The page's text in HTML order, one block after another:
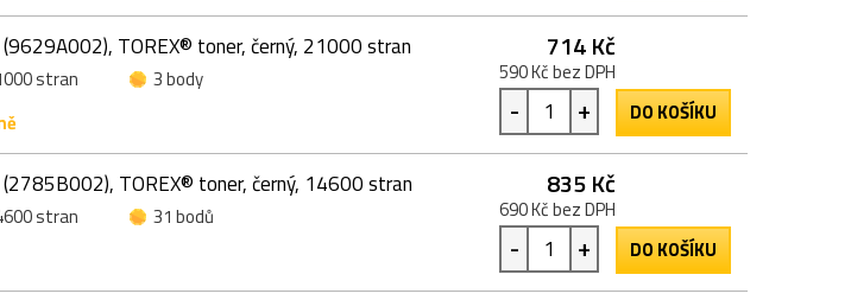
(9629A002), TOREX® toner, černý, 21000 stran
stran
3 body
714 Kč
590 Kč bez DPH
- + DO KOŠÍKU
(2785B002), TOREX® toner, černý, 14600 stran
stran
31 bodů
835 Kč
690 Kč bez DPH
- + DO KOŠÍKU